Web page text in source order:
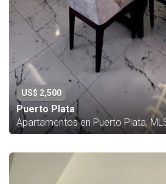
US$ 2,500
Puerto Plata
Apartamentos en Puerto Plata,